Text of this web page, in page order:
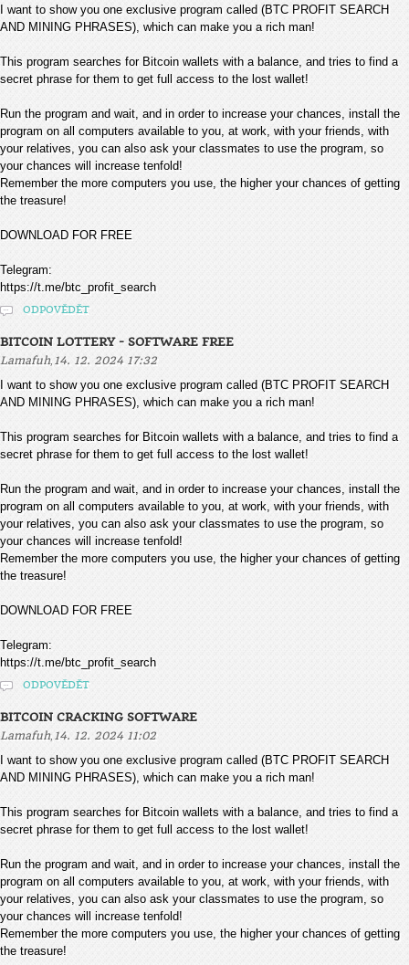
I want to show you one exclusive program called (BTC PROFIT SEARCH
AND MINING PHRASES), which can make you a rich man!
This program searches for Bitcoin wallets with a balance, and tries to find a
secret phrase for them to get full access to the lost wallet!
Run the program and wait, and in order to increase your chances, install the
program on all computers available to you, at work, with your friends, with
your relatives, you can also ask your classmates to use the program, so
your chances will increase tenfold!
Remember the more computers you use, the higher your chances of getting
the treasure!
DOWNLOAD FOR FREE
Telegram:
https://t.me/btc_profit_search
ODPOVĚDĚT
BITCOIN LOTTERY - SOFTWARE FREE
Lamafuh, 14. 12. 2024 17:32
I want to show you one exclusive program called (BTC PROFIT SEARCH
AND MINING PHRASES), which can make you a rich man!
This program searches for Bitcoin wallets with a balance, and tries to find a
secret phrase for them to get full access to the lost wallet!
Run the program and wait, and in order to increase your chances, install the
program on all computers available to you, at work, with your friends, with
your relatives, you can also ask your classmates to use the program, so
your chances will increase tenfold!
Remember the more computers you use, the higher your chances of getting
the treasure!
DOWNLOAD FOR FREE
Telegram:
https://t.me/btc_profit_search
ODPOVĚDĚT
BITCOIN CRACKING SOFTWARE
Lamafuh, 14. 12. 2024 11:02
I want to show you one exclusive program called (BTC PROFIT SEARCH
AND MINING PHRASES), which can make you a rich man!
This program searches for Bitcoin wallets with a balance, and tries to find a
secret phrase for them to get full access to the lost wallet!
Run the program and wait, and in order to increase your chances, install the
program on all computers available to you, at work, with your friends, with
your relatives, you can also ask your classmates to use the program, so
your chances will increase tenfold!
Remember the more computers you use, the higher your chances of getting
the treasure!